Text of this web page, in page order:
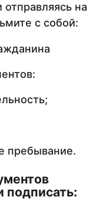
на
с собой:
пребывание.
подписать: